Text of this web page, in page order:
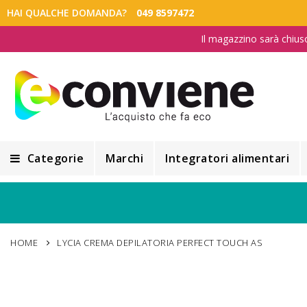
HAI QUALCHE DOMANDA? 049 8597472
Il magazzino sarà
Categorie
Alimentazione e Dietetica
Marchi Integratori alimentari
HOME LYCIA CREMA DEPILATORIA PERFECT TOUCH AS